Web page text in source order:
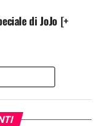
di JoJo [+